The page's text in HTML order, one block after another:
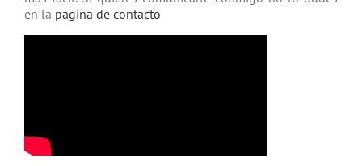
en la página de contacto